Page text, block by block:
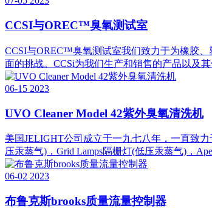
CCSI与OREC™臭氧测试室
CCSI与OREC™臭氧测试室我们致力于为橡胶
面的挑战。CCSi为我们生产和销售的产品以及
06-15 2023
UVO Cleaner Model 42紫外臭氧清洗机
美国JELIGHT公司成立于一九七八年，一直致
压汞蒸气)，Grid Lamps隔栅灯(低压汞蒸气)，
06-02 2023
布鲁克斯brooks质量流量控制器